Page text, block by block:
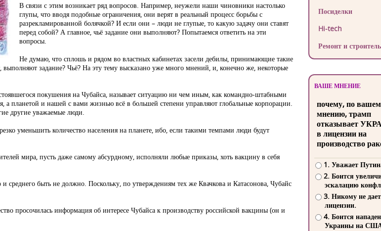
В связи с этим возникает ряд вопросов. Например, неужели наши чиновники настолько
глупы, что вводя подобные ограничения, они верят в реальный процесс борьбы с
разрекламированной болячкой? И если они – люди не глупые, то какую задачу они ставят
перед собой? А главное, чьё задание они выполняют? Попытаемся ответить на эти
вопросы.
Не думаю, что сплошь и рядом во властных кабинетах засели дебилы, принимающие такие
задание? Чьё? На эту тему высказано уже много мнений, и, конечно же, некоторые
покушения на Чубайса, называет ситуацию ни чем иным, как командно-штабными
а планетой и нашей с вами жизнью всё в большей степени управляют глобальные корпорации.
другие уважаемые люди.
уменьшить количество населения на планете, ибо, если такими темпами люди будут
мира, пусть даже самому абсурдному, исполняли любые приказы, хоть вакцину в себя
среднего быть не должно. Поскольку, по утверждениям тех же Квачкова и Катасонова, Чубайс
просочилась информация об интересе Чубайса к производству российской вакцины (он и
Посиделки
Hi-tech
Ремонт и
ВАШЕ МНЕНИЕ
почему, по
мнению, трамп
отказывает
в лицензии на
производство
1. Уважает
2. Боится
эскалацию
3. Никому не
лицензии.
4. Боится
Украины на